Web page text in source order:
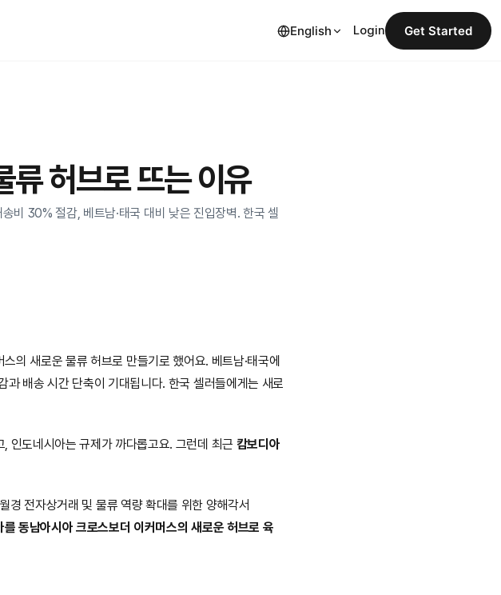
English Login Get Started
류 허브로 뜨는 이유
30% 절감, 베트남·태국 대비 낮은 진입장벽. 한국 셀
새로운 물류 허브로 만들기로 했어요. 베트남·태국에
배송 시간 단축이 기대됩니다. 한국 셀러들에게는 새로
인도네시아는 규제가 까다롭고요. 그런데 최근 캄보디아
전자상거래 및 물류 역량 확대를 위한 양해각서
를 동남아시아 크로스보더 이커머스의 새로운 허브로 육